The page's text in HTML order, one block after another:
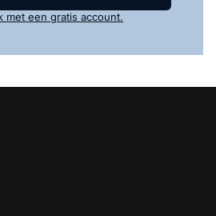
met een gratis account.